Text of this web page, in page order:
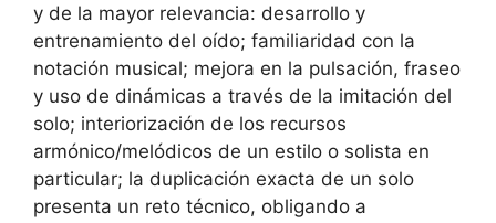
y de la mayor relevancia: desarrollo y
entrenamiento del oído; familiaridad con la
notación musical; mejora en la pulsación, fraseo
y uso de dinámicas a través de la imitación del
solo; interiorización de los recursos
armónico/melódicos de un estilo o solista en
particular; la duplicación exacta de un solo
presenta un reto técnico, obligando a